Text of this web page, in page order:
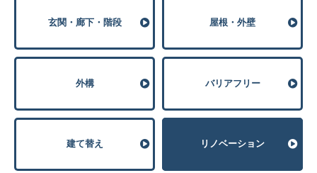
玄関・廊下・階段 屋根・外壁
外構 バリアフリー
建て替え リノベーション